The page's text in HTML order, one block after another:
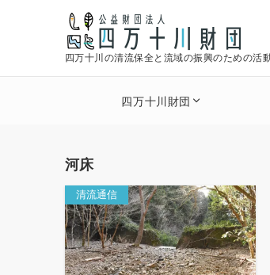
四万十川の清流保全と流域の振興のための活
四万十川財団
河床
清流通信